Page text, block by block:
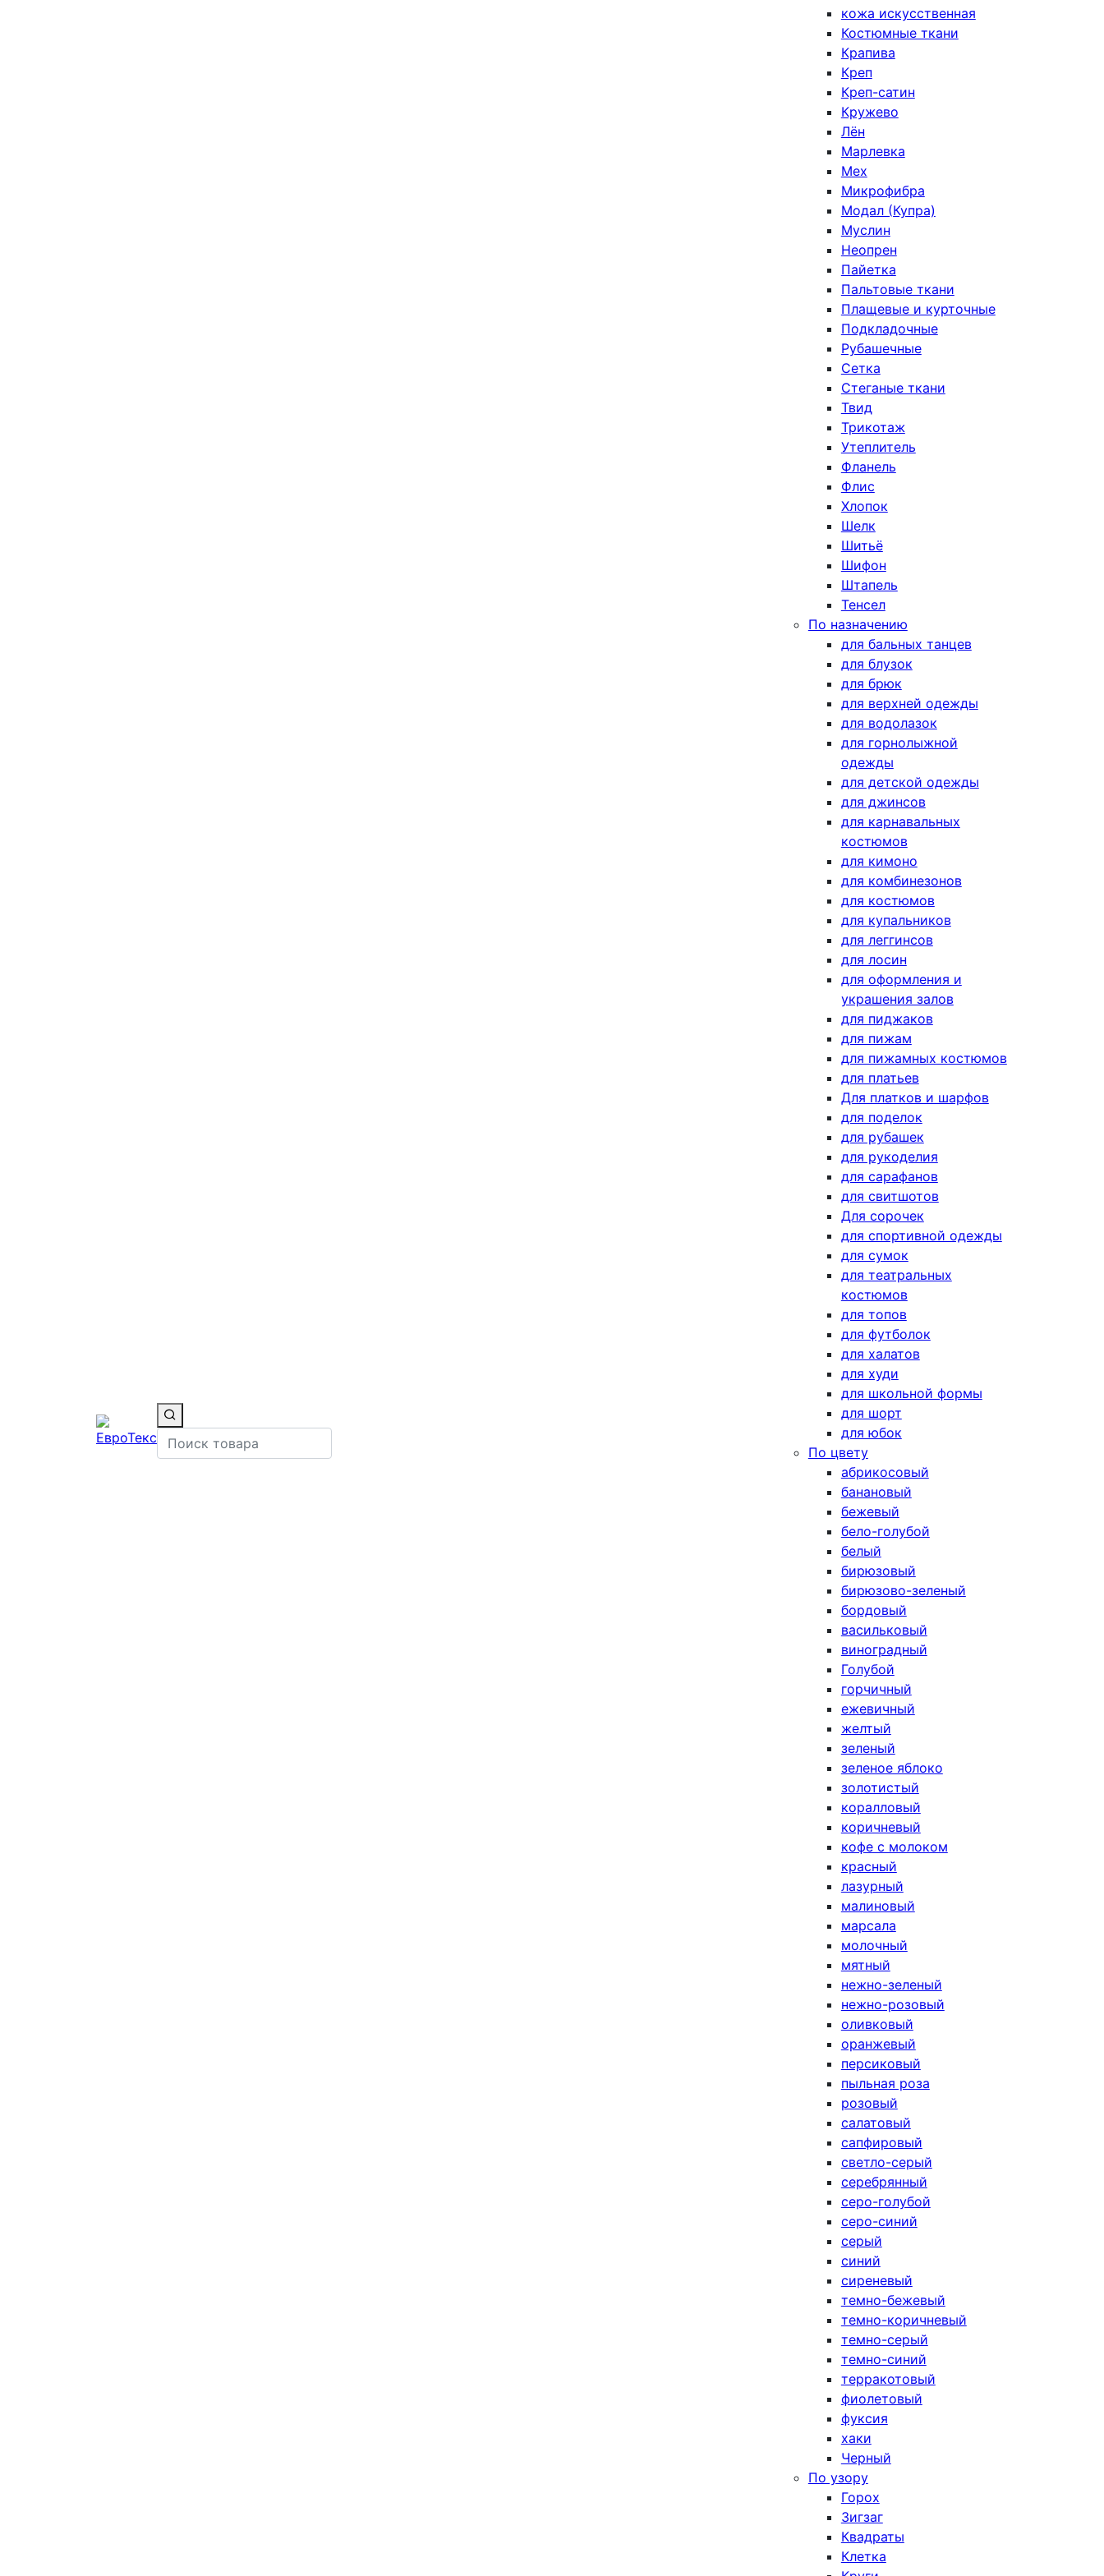
кожа искусственная
Костюмные ткани
Крапива
Креп
Креп-сатин
Кружево
Лён
Марлевка
Мех
Микрофибра
Модал (Купра)
Муслин
Неопрен
Пайетка
Пальтовые ткани
Плащевые и курточные
Подкладочные
Рубашечные
Сетка
Стеганые ткани
Твид
Трикотаж
Утеплитель
Фланель
Флис
Хлопок
Шелк
Шитьё
Шифон
Штапель
Тенсел
По назначению
для бальных танцев
для блузок
для брюк
для верхней одежды
для водолазок
для горнолыжной
одежды
для детской одежды
для джинсов
для карнавальных
костюмов
для кимоно
для комбинезонов
для костюмов
для купальников
для леггинсов
для лосин
для оформления и
украшения залов
для пиджаков
для пижам
для пижамных костюмов
для платьев
Для платков и шарфов
для поделок
для рубашек
для рукоделия
для сарафанов
для свитшотов
Для сорочек
для спортивной одежды
для сумок
для театральных
костюмов
для топов
для футболок
для халатов
для худи
для школьной формы
для шорт
для юбок
По цвету
абрикосовый
банановый
бежевый
бело-голубой
белый
бирюзовый
бирюзово-зеленый
бордовый
васильковый
виноградный
Голубой
горчичный
ежевичный
желтый
зеленый
зеленое яблоко
золотистый
коралловый
коричневый
кофе с молоком
красный
лазурный
малиновый
марсала
молочный
мятный
нежно-зеленый
нежно-розовый
оливковый
оранжевый
персиковый
пыльная роза
розовый
салатовый
сапфировый
светло-серый
серебрянный
серо-голубой
серо-синий
серый
синий
сиреневый
темно-бежевый
темно-коричневый
темно-серый
темно-синий
терракотовый
фиолетовый
фуксия
хаки
Черный
По узору
Горох
Зигзаг
Квадраты
Клетка